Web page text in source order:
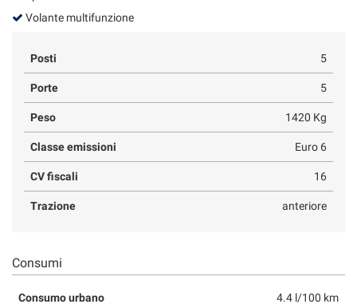
Volante multifunzione
Posti 5
Porte 5
Peso 1420 Kg
Classe emissioni Euro 6
CV fiscali 16
Trazione anteriore
Consumi
Consumo urbano 4.4 l/100 km